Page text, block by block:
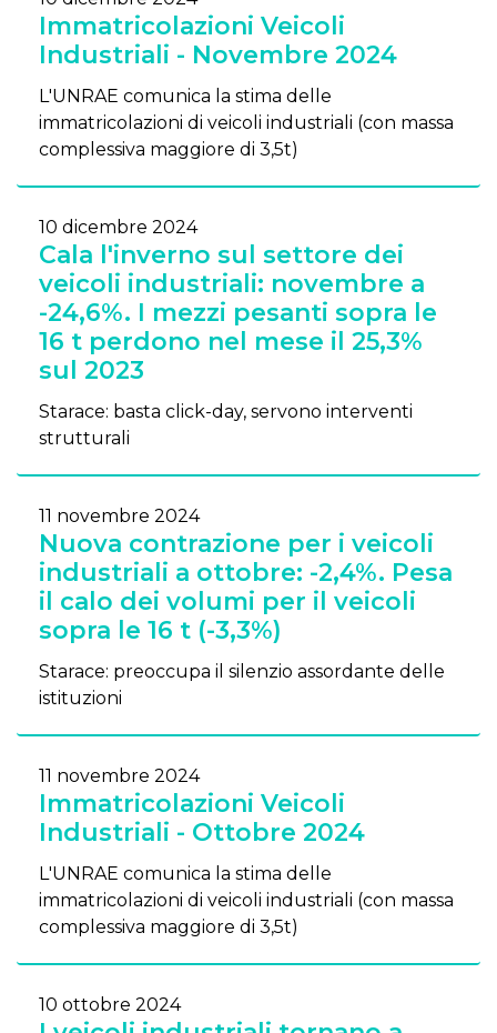
Immatricolazioni Veicoli
Industriali - Novembre 2024
L'UNRAE comunica la stima delle
immatricolazioni di veicoli industriali (con massa
complessiva maggiore di 3,5t)
10 dicembre 2024
Cala l'inverno sul settore dei
veicoli industriali: novembre a
-24,6%. I mezzi pesanti sopra le
16 t perdono nel mese il 25,3%
sul 2023
Starace: basta click-day, servono interventi
strutturali
11 novembre 2024
Nuova contrazione per i veicoli
industriali a ottobre: -2,4%. Pesa
il calo dei volumi per il veicoli
sopra le 16 t (-3,3%)
Starace: preoccupa il silenzio assordante delle
istituzioni
11 novembre 2024
Immatricolazioni Veicoli
Industriali - Ottobre 2024
L'UNRAE comunica la stima delle
immatricolazioni di veicoli industriali (con massa
complessiva maggiore di 3,5t)
10 ottobre 2024